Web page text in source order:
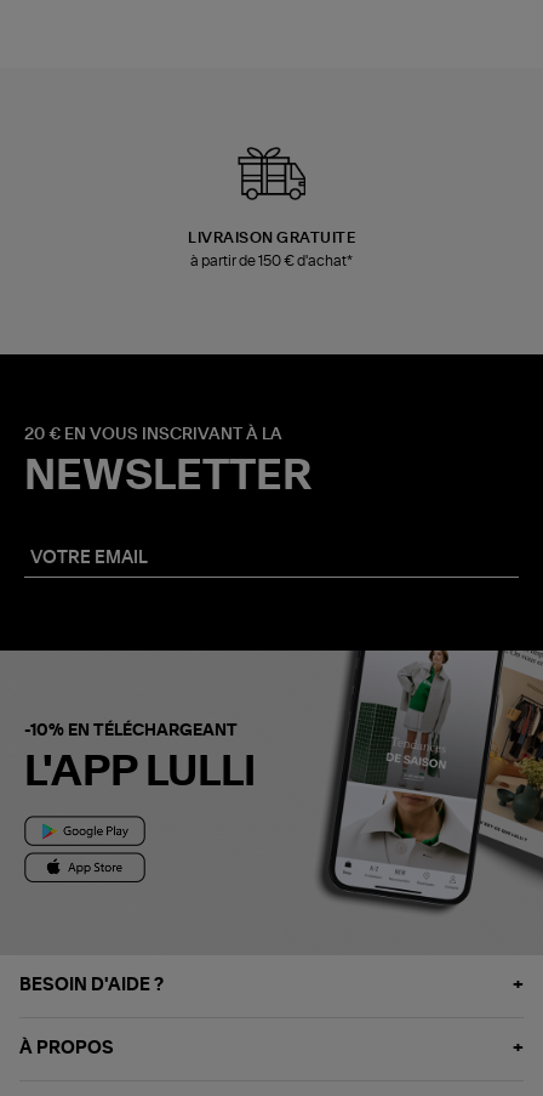
LIVRAISON GRATUITE
à partir de 150 € d'achat*
20 € EN VOUS INSCRIVANT À LA
NEWSLETTER
-10% EN TÉLÉCHARGEANT
L'APP LULLI
BESOIN D'AIDE ?
À PROPOS